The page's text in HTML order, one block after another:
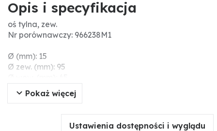
Opis i specyfikacja
oś tylna, zew.
Nr porównawczy: 966238M1
Ø (mm): 15
Ø zew. (mm): 95
Pokaż więcej
Ustawienia dostępności i wyglądu